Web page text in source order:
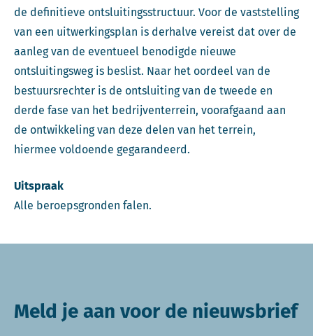
de definitieve ontsluitingsstructuur. Voor de vaststelling
van een uitwerkingsplan is derhalve vereist dat over de
aanleg van de eventueel benodigde nieuwe
ontsluitingsweg is beslist. Naar het oordeel van de
bestuursrechter is de ontsluiting van de tweede en
derde fase van het bedrijventerrein, voorafgaand aan
de ontwikkeling van deze delen van het terrein,
hiermee voldoende gegarandeerd.
Uitspraak
Alle beroepsgronden falen.
Meld je aan voor de nieuwsbrief